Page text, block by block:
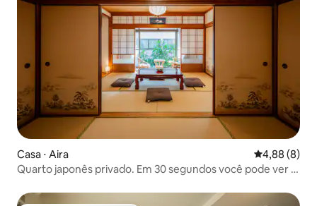
Casa ⋅ Aira 4,88 de uma
4,88 (8)
Quarto japonês privado. Em 30 segundos você pode ver o
termais a pé. O campo de golfe fica a 15 minutos de carro.